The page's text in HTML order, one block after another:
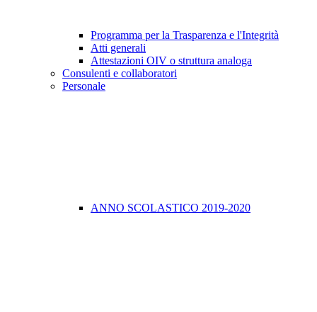
Programma per la Trasparenza e l'Integrità
Atti generali
Attestazioni OIV o struttura analoga
Consulenti e collaboratori
Personale
ANNO SCOLASTICO 2019-2020